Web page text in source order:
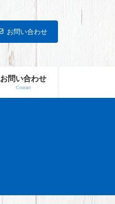
お問い合わせ
お問い合わせ
Contact